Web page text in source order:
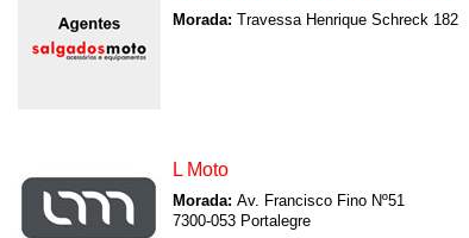
Morada: Travessa Henrique Schreck 182
L Moto
Morada: Av. Francisco Fino Nº51
7300-053 Portalegre